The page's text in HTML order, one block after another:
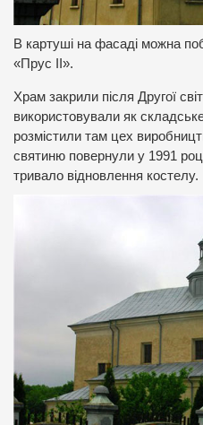
В картуші на фасаді можна
«Прус ІІ».
Храм закрили після Другої
використовували як
розмістили там цех
святиню повернули у 1991
тривало відновлення костелу.